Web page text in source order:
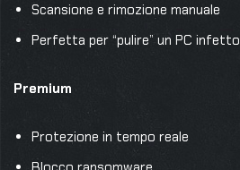
Scansione e rimozione manuale
Perfetta per “pulire” un PC infetto
Premium
Protezione in tempo reale